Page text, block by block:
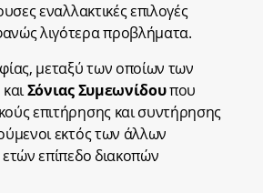
εναλλακτικές επιλογές
λιγότερα προβλήματα.
μεταξύ των οποίων των
καιΣόνιας Συμεωνίδουπου
επιτήρησης και συντήρησης
εκτός των άλλων
επίπεδο διακοπών